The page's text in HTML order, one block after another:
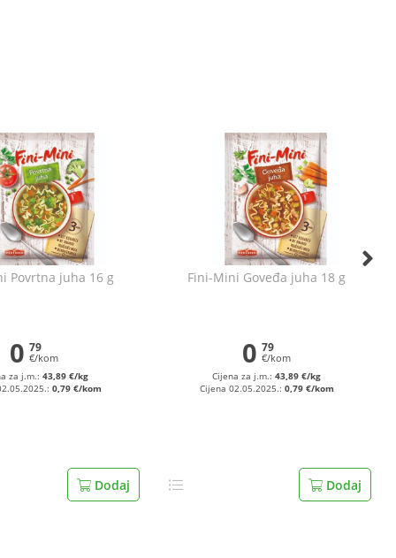
Povrtna juha 16 g
0 79
€/kom
za j.m.:43,89 €/kg
0,79 €/kom
Dodaj
Fini-Mini Goveđa juha 18 g
0 79
€/kom
Cijena za j.m.:43,89 €/kg
Cijena 02.05.2025.: 0,79 €/kom
Dodaj